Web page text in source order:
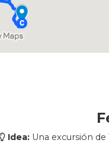
Idea: Una excursión